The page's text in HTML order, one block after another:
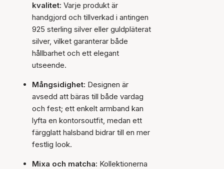
kvalitet: Varje produkt är
handgjord och tillverkad i antingen
925 sterling silver eller guldpläterat
silver, vilket garanterar både
hållbarhet och ett elegant
utseende.
Mångsidighet: Designen är
avsedd att bäras till både vardag
och fest; ett enkelt armband kan
lyfta en kontorsoutfit, medan ett
färgglatt halsband bidrar till en mer
festlig look.
Mixa och matcha: Kollektionerna